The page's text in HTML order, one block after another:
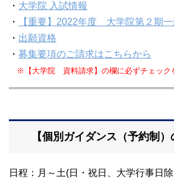
・ 大学院 入試情報
・
【重要】2022年度 大学院第２期
・ 出願資格
・ 募集要項のご請求はこちらから
※【大学院 資料請求】の欄に必ずチェック
【個別ガイダンス（予約制）
日程：月～土(日・祝日、大学行事日